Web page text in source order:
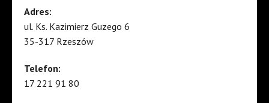
Adres:
ul. Ks. Kazimierz Guzego 6
35-317 Rzeszów
Telefon:
17 221 91 80